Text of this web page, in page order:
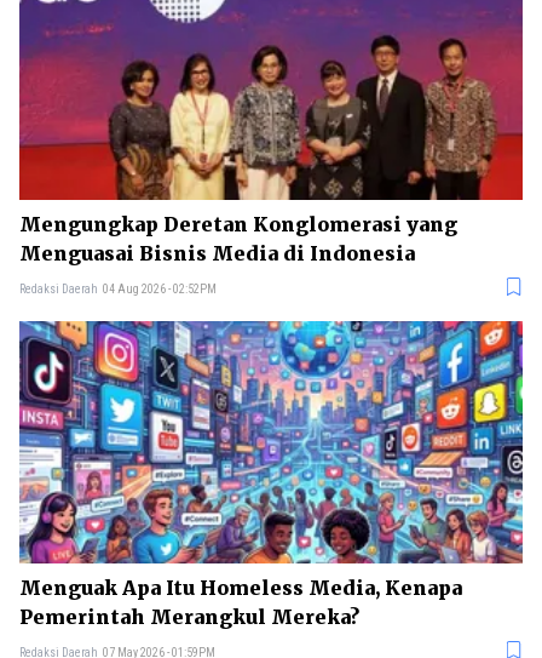
Mengungkap Deretan Konglomerasi yang
Menguasai Bisnis Media di Indonesia
Redaksi Daerah 04 Aug 2026 - 02:52PM
Menguak Apa Itu Homeless Media, Kenapa
Pemerintah Merangkul Mereka?
Redaksi Daerah 07 May 2026 - 01:59PM